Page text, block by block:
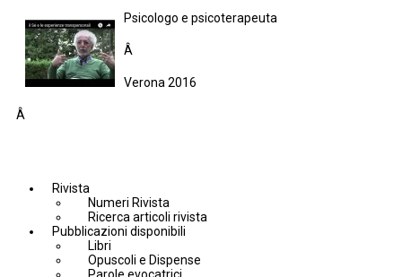
Psicologo e psicoterapeuta
Â
Verona 2016
Â
Rivista
Numeri Rivista
Ricerca articoli rivista
Pubblicazioni disponibili
Libri
Opuscoli e Dispense